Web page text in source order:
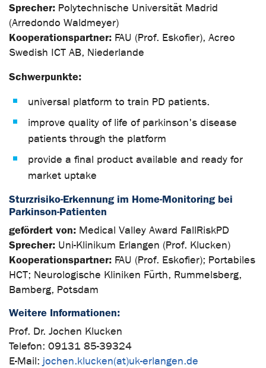
Sprecher: Polytechnische Universität Madrid
(Arredondo Waldmeyer)
Kooperationspartner: FAU (Prof. Eskofier), Acreo
Swedish ICT AB, Niederlande
Schwerpunkte:
universal platform to train PD patients.
improve quality of life of parkinson's disease
patients through the platform
provide a final product available and ready for
market uptake
Sturzrisiko-Erkennung im Home-Monitoring bei
Parkinson-Patienten
gefördert von: Medical Valley Award FallRiskPD
Sprecher: Uni-Klinikum Erlangen (Prof. Klucken)
Kooperationspartner: FAU (Prof. Eskofier); Portabiles
HCT; Neurologische Kliniken Fürth, Rummelsberg,
Bamberg, Potsdam
Weitere Informationen:
Prof. Dr. Jochen Klucken
Telefon: 09131 85-39324
E-Mail: jochen.klucken(at)uk-erlangen.de